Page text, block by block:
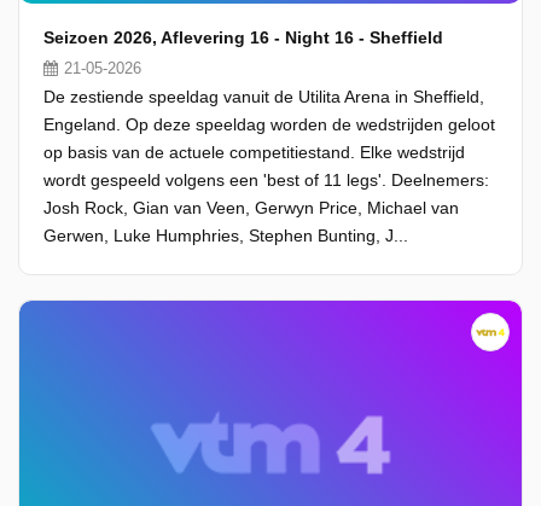
Seizoen 2026, Aflevering 16 - Night 16 - Sheffield
21-05-2026
De zestiende speeldag vanuit de Utilita Arena in Sheffield,
Engeland. Op deze speeldag worden de wedstrijden geloot
op basis van de actuele competitiestand. Elke wedstrijd
wordt gespeeld volgens een 'best of 11 legs'. Deelnemers:
Josh Rock, Gian van Veen, Gerwyn Price, Michael van
Gerwen, Luke Humphries, Stephen Bunting, J...